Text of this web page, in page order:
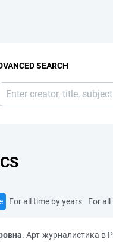
SEARCH
For all time by years For
. Арт-журналистика в